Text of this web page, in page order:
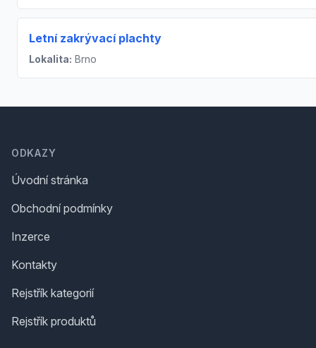
Letní zakrývací plachty
Lokalita: Brno
ODKAZY
Úvodní stránka
Obchodní podmínky
Inzerce
Kontakty
Rejstřík kategorií
Rejstřík produktů